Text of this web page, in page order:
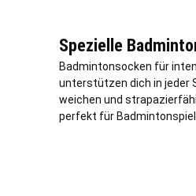
Spezielle
Badmintonsocken für
unterstützen dich in jeder
weichen und
perfekt für